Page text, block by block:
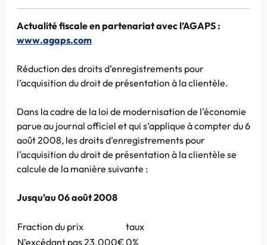
Actualité fiscale en partenariat avec l’AGAPS :
www.agaps.com
Réduction des droits d’enregistrements pour
l’acquisition du droit de présentation à la clientèle.
Dans la cadre de la loi de modernisation de l’économie
parue au journal officiel et qui s’applique à compter du 6
août 2008, les droits d’enregistrements pour
l’acquisition du droit de présentation à la clientèle se
calcule de la manière suivante :
Jusqu’au 06 août 2008
Fraction du prix
taux
N’excédant pas 23.000€0%